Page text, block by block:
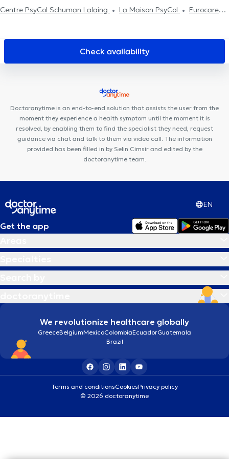
Centre PsyCol Schuman Lalaing
La Maison PsyCol
Eurocare
Mazi Medical Center Belliard
Kiné - Ostéo Schuman
European Medical Center
Cabinet Dentaire Joyeuse entrée
Michel-Ange Center
KAM Dentaire Saint-Josse
Check availability
Doctoranytime is an end-to-end solution that assists the user from the
moment they experience a health symptom until the moment it is
resolved, by enabling them to find the specialist they need, request
guidance via chat and talk to them via video call. The information
provided has been filled in by Selin Cimsir and edited by the
doctoranytime team.
EN
Get the app
We revolutionize healthcare globally
GreeceBelgiumMexicoColombiaEcuadorGuatemala
Brazil
Terms and conditionsCookiesPrivacy policy
© 2026 doctoranytime